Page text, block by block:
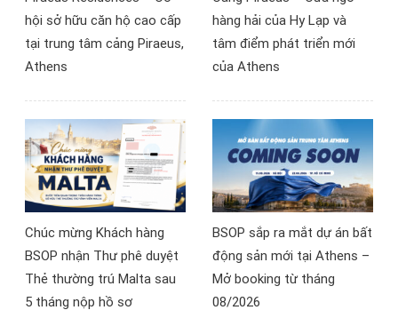
tiếp cận thị trường bất
động sản châu Âu.
hội sở hữu căn hộ cao cấp
tại trung tâm cảng Piraeus,
Athens
hàng hải của Hy Lạp và
tâm điểm phát triển mới
của Athens
Chúc mừng Khách hàng
BSOP nhận Thư phê duyệt
Thẻ thường trú Malta sau
5 tháng nộp hồ sơ
BSOP sắp ra mắt dự án bất
động sản mới tại Athens –
Mở booking từ tháng
08/2026